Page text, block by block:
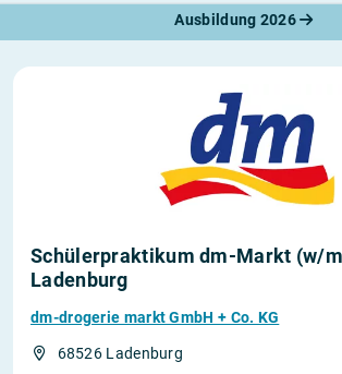
Ausbildung 2026
Schülerpraktikum dm-Markt (w/
Ladenburg
dm-drogerie markt GmbH + Co. KG
68526 Ladenburg